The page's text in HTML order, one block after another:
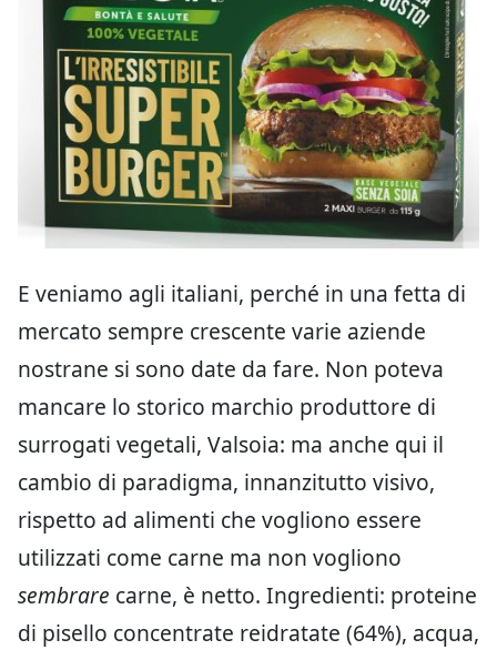
E veniamo agli italiani, perché in una fetta di
mercato sempre crescente varie aziende
nostrane si sono date da fare. Non poteva
mancare lo storico marchio produttore di
surrogati vegetali, Valsoia: ma anche qui il
cambio di paradigma, innanzitutto visivo,
rispetto ad alimenti che vogliono essere
utilizzati come carne ma non vogliono
sembrare carne, è netto. Ingredienti: proteine
di pisello concentrate reidratate (64%), acqua,